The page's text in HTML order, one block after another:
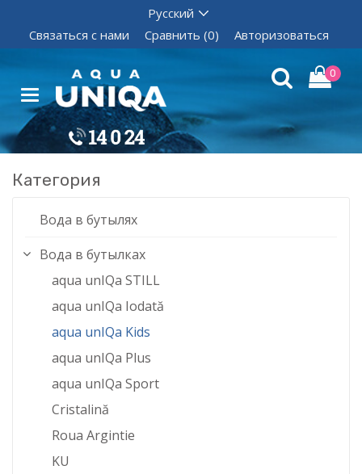
Связаться с нами Сравнить (0) Авторизоваться
0
Категория
Вода в бутылях
Вода в бутылках
aqua unIQa STILL
aqua unIQa Iodată
aqua unIQa Kids
aqua unIQa Plus
aqua unIQa Sport
Cristalină
Roua Argintie
KU